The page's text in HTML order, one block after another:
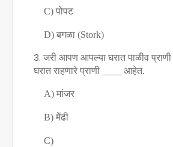
C) पोपट
D) बगळा (Stork)
जरी आपण आपल्या घरात पाळीव
घरात राहणारे प्राणी
आहेत.
A) मांजर
B) मेंढी
C)